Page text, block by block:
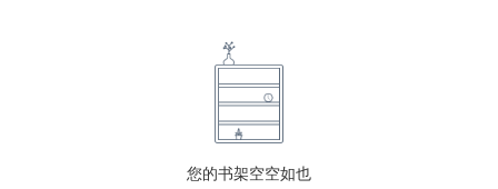
您的书架空空如也